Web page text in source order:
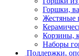
Горшки,
Жестяные
Корзины,
Наборы
Поддержки,